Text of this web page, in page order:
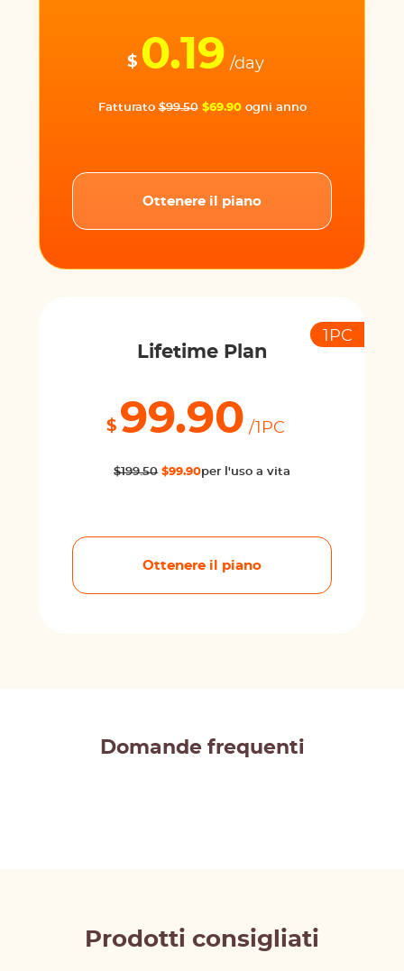
$ 0.19 /day
Fatturato$99.50 $69.90ogni anno
Ottenere il piano
Lifetime Plan
1PC
$ 99.90 /1PC
$199.50 $99.90per l'uso a vita
Ottenere il piano
Domande frequenti
Prodotti consigliati